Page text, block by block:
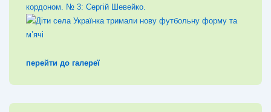
перейти до галереї